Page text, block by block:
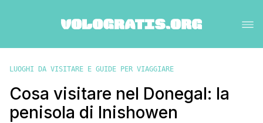
LUOGHI DA VISITARE E GUIDE PER VIAGGIARE
Cosa visitare nel Donegal: la
penisola di Inishowen